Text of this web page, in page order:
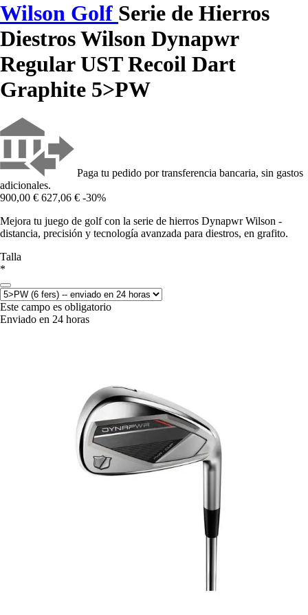
Wilson Golf Serie de Hierros
Diestros Wilson Dynapwr
Regular UST Recoil Dart
Graphite 5>PW
Paga tu pedido por transferencia bancaria, sin gastos
adicionales.
900,00 € 627,06 € -30%
Mejora tu juego de golf con la serie de hierros Dynapwr Wilson -
distancia, precisión y tecnología avanzada para diestros, en grafito.
Talla
*
Este campo es obligatorio
Enviado en 24 horas